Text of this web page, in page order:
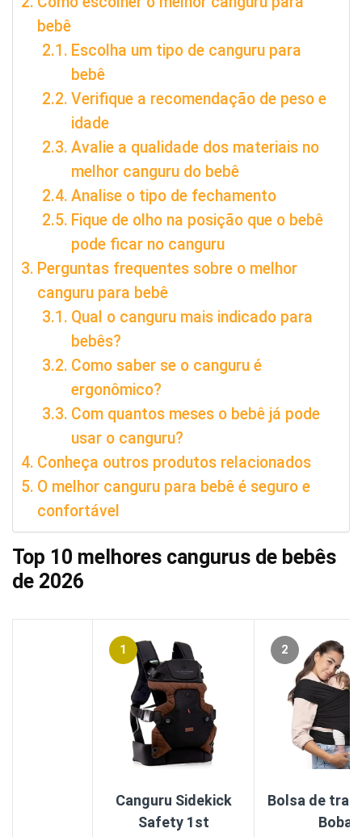
bebê
Escolha um tipo de canguru para
bebê
Verifique a recomendação de peso e
idade
Avalie a qualidade dos materiais no
melhor canguru do bebê
Analise o tipo de fechamento
Fique de olho na posição que o bebê
pode ficar no canguru
Perguntas frequentes sobre o melhor
canguru para bebê
Qual o canguru mais indicado para
bebês?
Como saber se o canguru é
ergonômico?
Com quantos meses o bebê já pode
usar o canguru?
Conheça outros produtos relacionados
O melhor canguru para bebê é seguro e
confortável
Top 10 melhores cangurus de bebês
de 2026
1
Canguru Sidekick
Safety 1st
2
Bolsa de
Boba